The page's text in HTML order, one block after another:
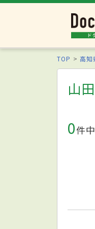
TOP 高知
山
0件中